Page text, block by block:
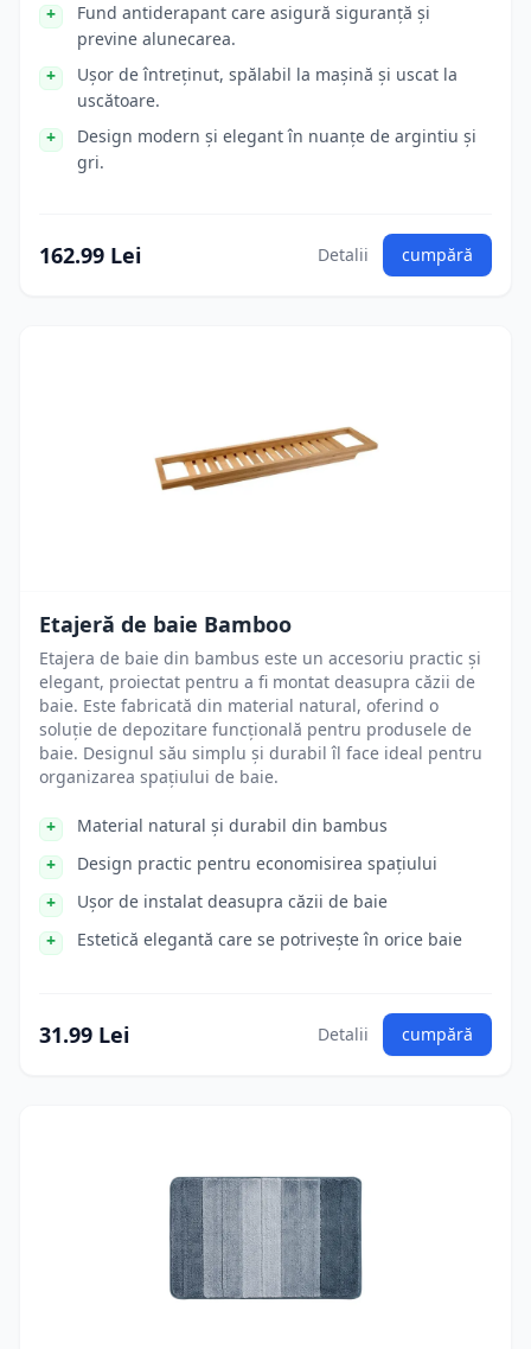
Fund antiderapant care asigură siguranță și
previne alunecarea.
Ușor de întreținut, spălabil la mașină și uscat la
uscătoare.
Design modern și elegant în nuanțe de argintiu și
gri.
162.99 Lei Detalii cumpără
Etajeră de baie Bamboo
Etajera de baie din bambus este un accesoriu practic și
elegant, proiectat pentru a fi montat deasupra căzii de
baie. Este fabricată din material natural, oferind o
soluție de depozitare funcțională pentru produsele de
baie. Designul său simplu și durabil îl face ideal pentru
organizarea spațiului de baie.
Material natural și durabil din bambus
Design practic pentru economisirea spațiului
Ușor de instalat deasupra căzii de baie
Estetică elegantă care se potrivește în orice baie
31.99 Lei Detalii cumpără